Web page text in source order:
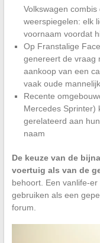
Volkswagen
weerspiegelen: elk
voornaam voordat
Op Franstalige
genereert de vraag
aankoop van een
vaak oude
Recente
Mercedes Sprinter)
gerelateerd aan
naam
De keuze van de
voertuig als van de
behoort. Een vanlife-
gebruiken als een
forum.